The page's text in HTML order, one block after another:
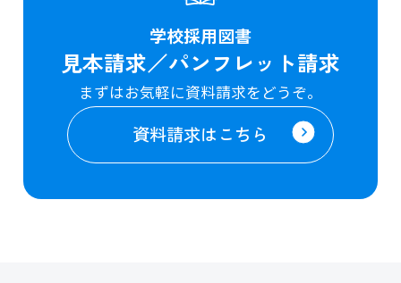
学校採用図書
見本請求／パンフレット請求
まずはお気軽に資料請求をどうぞ。
資料請求はこちら